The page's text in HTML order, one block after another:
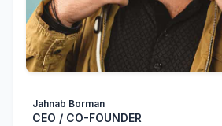
Jahnab Borman
CEO / CO-FOUNDER